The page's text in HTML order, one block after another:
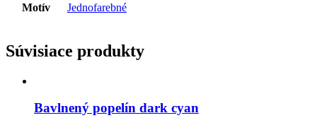
Motív Jednofarebné
Súvisiace produkty
Bavlnený popelín dark cyan